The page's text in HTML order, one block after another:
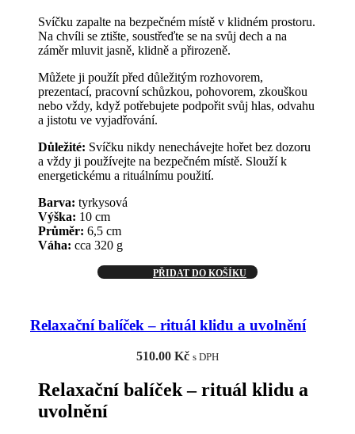
Svíčku zapalte na bezpečném místě v klidném prostoru.
Na chvíli se ztište, soustřeďte se na svůj dech a na
záměr mluvit jasně, klidně a přirozeně.
Můžete ji použít před důležitým rozhovorem,
prezentací, pracovní schůzkou, pohovorem, zkouškou
nebo vždy, když potřebujete podpořit svůj hlas, odvahu
a jistotu ve vyjadřování.
Důležité: Svíčku nikdy nenechávejte hořet bez dozoru
a vždy ji používejte na bezpečném místě. Slouží k
energetickému a rituálnímu použití.
Barva: tyrkysová
Výška: 10 cm
Průměr: 6,5 cm
Váha: cca 320 g
PŘIDAT DO KOŠÍKU
Relaxační balíček – rituál klidu a uvolnění
510.00 Kč s DPH
Relaxační balíček – rituál klidu a
uvolnění